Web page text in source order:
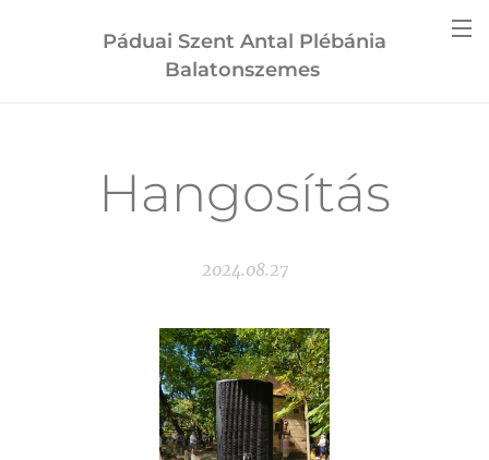
Páduai Szent Antal Plébánia
Balatonszemes
Hangosítás
2024.08.27